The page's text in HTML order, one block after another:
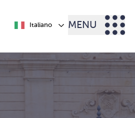
Italiano MENU